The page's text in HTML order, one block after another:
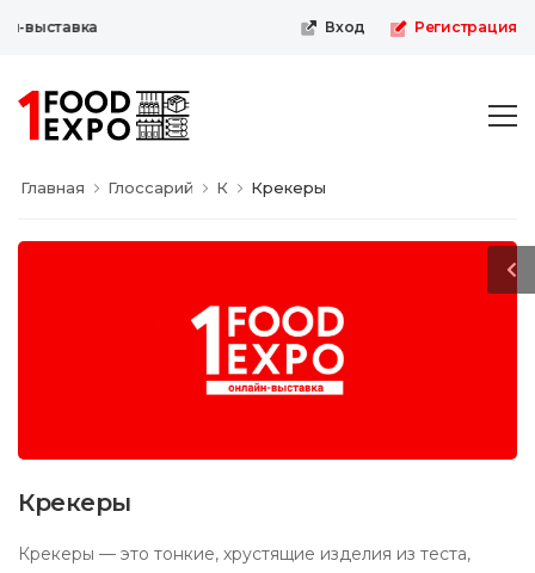
выставка Вход Регистрация
Главная Глоссарий К Крекеры
Крекеры
Крекеры — это тонкие, хрустящие изделия из теста,